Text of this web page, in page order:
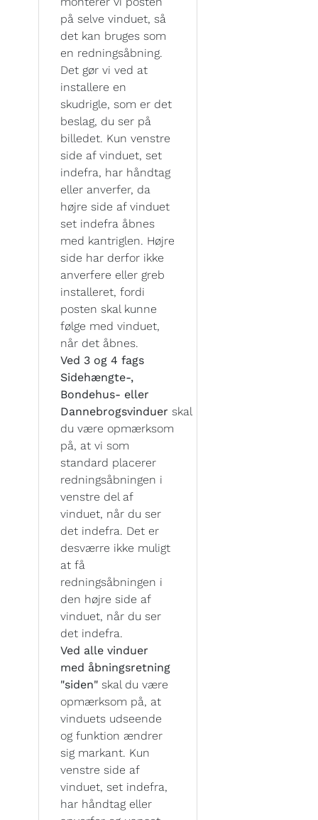
på selve vinduet, så
det kan bruges som
en redningsåbning.
Det gør vi ved at
installere en
skudrigle, som er det
beslag, du ser på
billedet. Kun venstre
side af vinduet, set
indefra, har håndtag
eller anverfer, da
højre side af vinduet
set indefra åbnes
med kantriglen. Højre
side har derfor ikke
anverfere eller greb
installeret, fordi
posten skal kunne
følge med vinduet,
når det åbnes.
Ved 3 og 4 fags
Sidehængte-,
Bondehus- eller
Dannebrogsvinduer skal
du være opmærksom
på, at vi som
standard placerer
redningsåbningen i
venstre del af
vinduet, når du ser
det indefra. Det er
desværre ikke muligt
at få
redningsåbningen i
den højre side af
vinduet, når du ser
det indefra.
Ved alle vinduer
med åbningsretning
"siden" skal du være
opmærksom på, at
vinduets udseende
og funktion ændrer
sig markant. Kun
venstre side af
vinduet, set indefra,
har håndtag eller